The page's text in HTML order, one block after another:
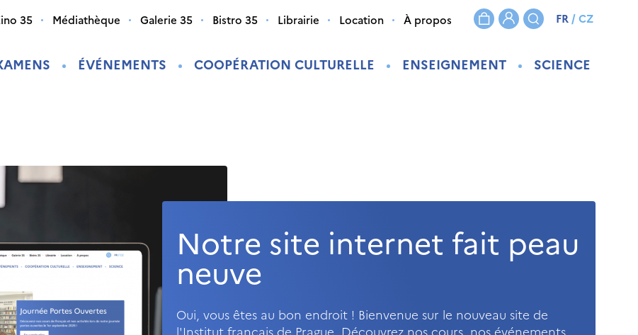
ÉVÉNEMENTS COOPÉRATION CULTURELLE ENSEIGNEMENT SCIENCE
35 Médiathèque Galerie 35 Bistro 35 Librairie Location À propos FR/CZ
Notre site internet fait peau
neuve
Oui, vous êtes au bon endroit ! Bienvenue sur le nouveau site de